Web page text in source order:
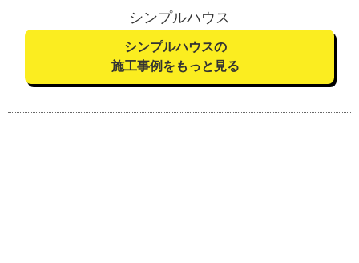
シンプルハウス
シンプルハウスの
施工事例をもっと見る